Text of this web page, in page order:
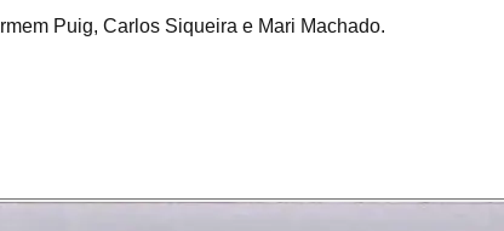
Puig, Carlos Siqueira e Mari Machado.